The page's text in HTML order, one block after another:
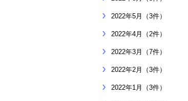
2022年5月（3件）
2022年4月（2件）
2022年3月（7件）
2022年2月（3件）
2022年1月（3件）